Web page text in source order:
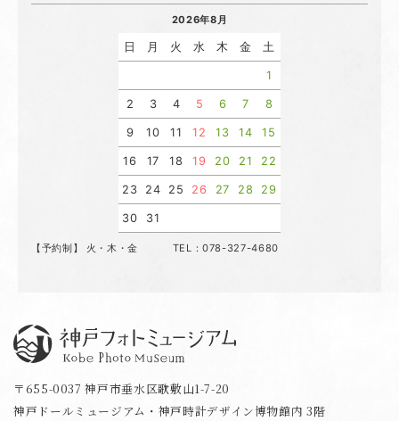
2026年8月
日 月 火 水 木 金 土
1
2 3 4 5 6 7 8
9 10 11 12 13 14 15
16 17 18 19 20 21 22
23 24 25 26 27 28 29
30 31
【予約制】 火・木・金 TEL：078-327-4680
〒655-0037 神戸市垂水区歌敷山1-7-20
神戸ドールミュージアム・神戸時計デザイン博物館内 3階